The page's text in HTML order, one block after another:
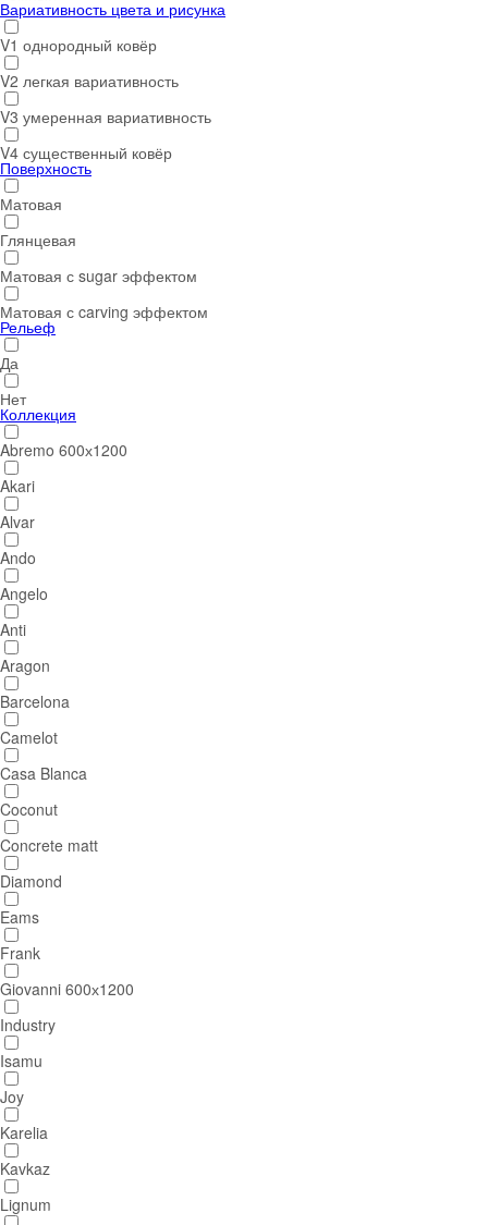
Вариативность цвета и рисунка
V1 однородный ковёр
V2 легкая вариативность
V3 умеренная вариативность
V4 существенный ковёр
Поверхность
Матовая
Глянцевая
Матовая с sugar эффектом
Матовая с carving эффектом
Рельеф
Да
Нет
Коллекция
Abremo 600х1200
Akari
Alvar
Ando
Angelo
Anti
Aragon
Barcelona
Camelot
Casa Blanca
Coconut
Concrete matt
Diamond
Eams
Frank
Giovanni 600х1200
Industry
Isamu
Joy
Karelia
Kavkaz
Lignum